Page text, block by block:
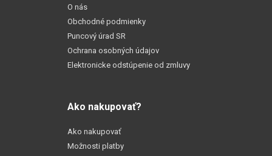
O nás
Obchodné podmienky
Puncový úrad SR
Ochrana osobných údajov
Elektronicke odstúpenie od zmluvy
Ako nakupovať?
Ako nakupovať
Možnosti platby